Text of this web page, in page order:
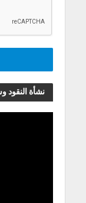
نشأة النقود